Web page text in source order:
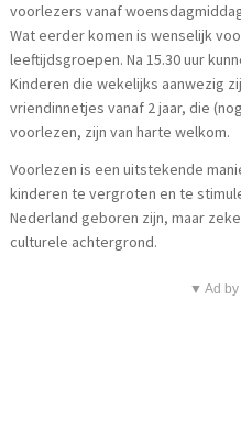
voorlezers vanaf
Wat eerder komen is wenselijk
leeftijdsgroepen. Na 15.30 uur
Kinderen die wekelijks aanwezig
vriendinnetjes vanaf 2 jaar, die
voorlezen, zijn van harte welkom.
Voorlezen is een uitstekende
kinderen te vergroten en te
Nederland geboren zijn, maar
culturele achtergrond.
▼ Ad by